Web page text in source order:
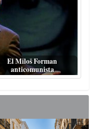
El Miloš Forman
anticomunista